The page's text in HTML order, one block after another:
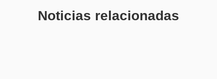
Noticias relacionadas